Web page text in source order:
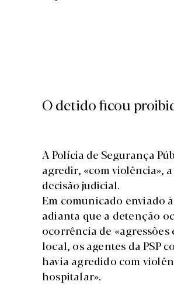
O detido ficou
A Polícia de Segurança
agredir, «com violência»,
decisão judicial.
Em comunicado enviado
adianta que a detenção
ocorrência de
local, os agentes da PSP
havia agredido com
hospitalar».